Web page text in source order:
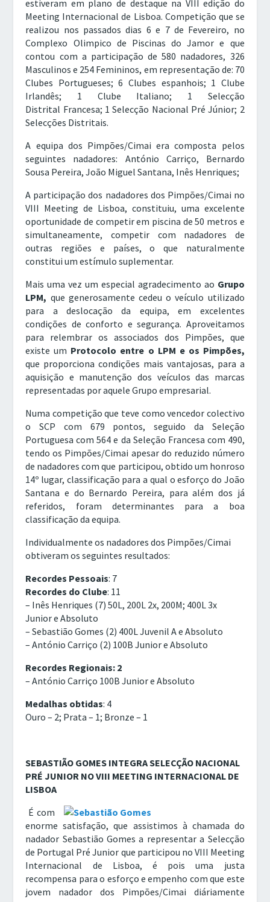
estiveram em plano de destaque na VIII edição do
Meeting Internacional de Lisboa. Competição que se
realizou nos passados dias 6 e 7 de Fevereiro, no
Complexo Olimpico de Piscinas do Jamor e que
contou com a participação de 580 nadadores, 326
Masculinos e 254 Femininos, em representação de: 70
Clubes Portugueses; 6 Clubes espanhois; 1 Clube
Irlandês; 1 Clube Italiano; 1 Selecção
Distrital Francesa; 1 Selecção Nacional Pré Júnior; 2
Selecções Distritais.
A equipa dos Pimpões/Cimai era composta pelos
seguintes nadadores: António Carriço, Bernardo
Sousa Pereira, João Miguel Santana, Inês Henriques;
A participação dos nadadores dos Pimpões/Cimai no
VIII Meeting de Lisboa, constituiu, uma excelente
oportunidade de competir em piscina de 50 metros e
simultaneamente, competir com nadadores de
outras regiões e países, o que naturalmente
constitui um estímulo suplementar.
Mais uma vez um especial agradecimento ao Grupo
LPM, que generosamente cedeu o veículo utilizado
para a deslocação da equipa, em excelentes
condições de conforto e segurança. Aproveitamos
para relembrar os associados dos Pimpões, que
existe um Protocolo entre o LPM e os Pimpões,
que proporciona condições mais vantajosas, para a
aquisição e manutenção dos veículos das marcas
representadas por aquele Grupo empresarial.
Numa competição que teve como vencedor colectivo
o SCP com 679 pontos, seguido da Seleção
Portuguesa com 564 e da Seleção Francesa com 490,
tendo os Pimpões/Cimai apesar do reduzido número
de nadadores com que participou, obtido um honroso
14º lugar, classificação para a qual o esforço do João
Santana e do Bernardo Pereira, para além dos já
referidos, foram determinantes para a boa
classificação da equipa.
Individualmente os nadadores dos Pimpões/Cimai
obtiveram os seguintes resultados:
Recordes Pessoais: 7
Recordes do Clube: 11
– Inês Henriques (7) 50L, 200L 2x, 200M; 400L 3x
Junior e Absoluto
– Sebastião Gomes (2) 400L Juvenil A e Absoluto
– António Carriço (2) 100B Junior e Absoluto
Recordes Regionais: 2
– António Carriço 100B Junior e Absoluto
Medalhas obtidas: 4
Ouro – 2; Prata – 1; Bronze – 1
SEBASTIÃO GOMES INTEGRA SELECÇÃO NACIONAL
PRÉ JUNIOR NO VIII MEETING INTERNACIONAL DE
LISBOA
É com
enorme satisfação, que assistimos à chamada do
nadador Sebastião Gomes a representar a Selecção
de Portugal Pré Junior que participou no VIII Meeting
Internacional de Lisboa, é pois uma justa
recompensa para o esforço e empenho com que este
jovem nadador dos Pimpões/Cimai diáriamente